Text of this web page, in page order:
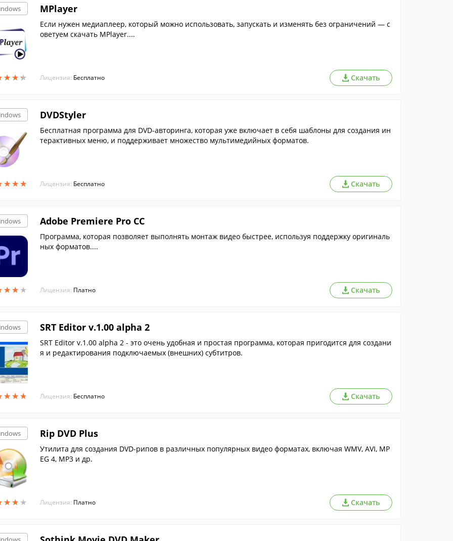
★★★
★★★
MPlayer
Если нужен медиаплеер, который можно использовать, запускать и изменять без ограничений — с
оветуем скачать MPlayer....
Лицензия: Бесплатно Скачать
★★★
★★★
DVDStyler
Бесплатная программа для DVD-авторинга, которая уже включает в себя шаблоны для создания ин
терактивных меню, и поддерживает множество мультимедийных форматов.
Лицензия: Бесплатно Скачать
★★ ★
★★ ★
Adobe Premiere Pro CC
Программа, которая позволяет выполнять монтаж видео быстрее, используя поддержку оригиналь
ных форматов....
Лицензия: Платно Скачать
★★★
★★★
SRT Editor v.1.00 alpha 2
SRT Editor v.1.00 alpha 2 - это очень удобная и простая программа, которая пригодится для создани
я и редактирования подключаемых (внешних) субтитров.
Лицензия: Бесплатно Скачать
★★ ★
★★ ★
Rip DVD Plus
Утилита для создания DVD-рипов в различных популярных видео форматах, включая WMV, AVI, MP
EG 4, MP3 и др.
Лицензия: Платно Скачать